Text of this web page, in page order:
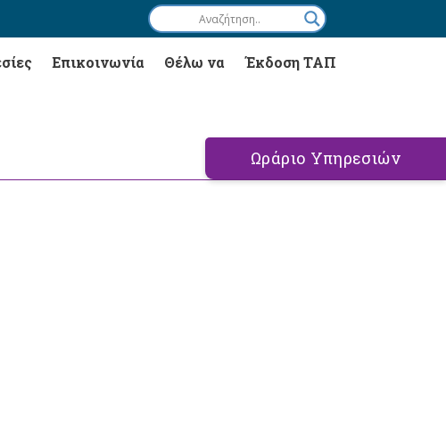
Επικοινωνία Θέλω να Έκδοση ΤΑΠ
Ωράριο Υπηρεσιών